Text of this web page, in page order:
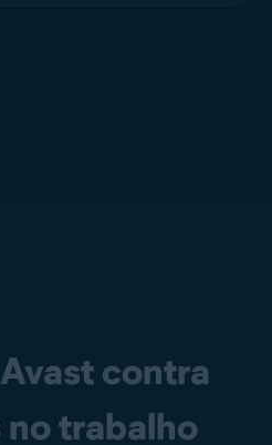
contra
no trabalho